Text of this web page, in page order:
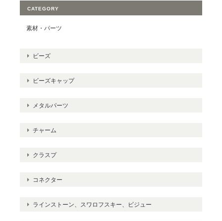
CATEGORY
素材・パーツ
ビーズ
ビーズキャップ
メタルパーツ
チャーム
クラスプ
コネクター
ラインストーン、スワロフスキー、ビジュー